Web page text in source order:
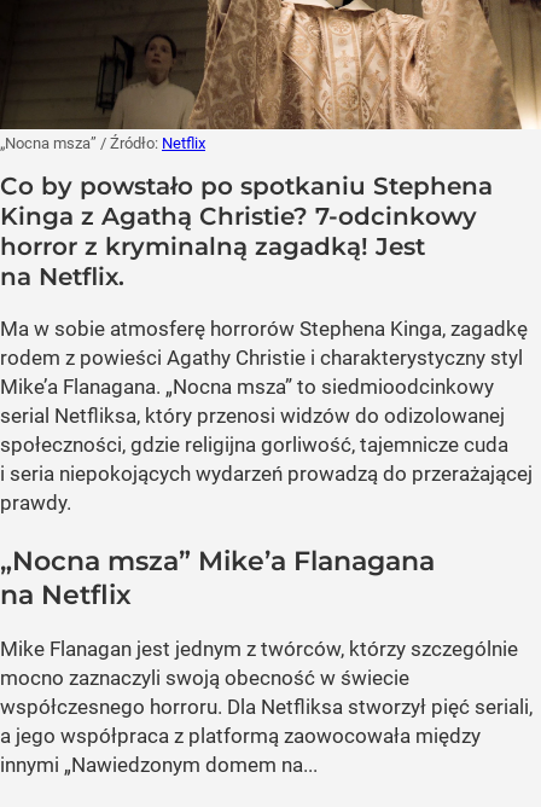
„Nocna msza” / Źródło: Netflix
Co by powstało po spotkaniu Stephena
Kinga z Agathą Christie? 7-odcinkowy
horror z kryminalną zagadką! Jest
na Netflix.
Ma w sobie atmosferę horrorów Stephena Kinga, zagadkę
rodem z powieści Agathy Christie i charakterystyczny styl
Mike’a Flanagana. „Nocna msza” to siedmioodcinkowy
serial Netfliksa, który przenosi widzów do odizolowanej
społeczności, gdzie religijna gorliwość, tajemnicze cuda
i seria niepokojących wydarzeń prowadzą do przerażającej
prawdy.
„Nocna msza” Mike’a Flanagana
na Netflix
Mike Flanagan jest jednym z twórców, którzy szczególnie
mocno zaznaczyli swoją obecność w świecie
współczesnego horroru. Dla Netfliksa stworzył pięć seriali,
a jego współpraca z platformą zaowocowała między
innymi „Nawiedzonym domem na...